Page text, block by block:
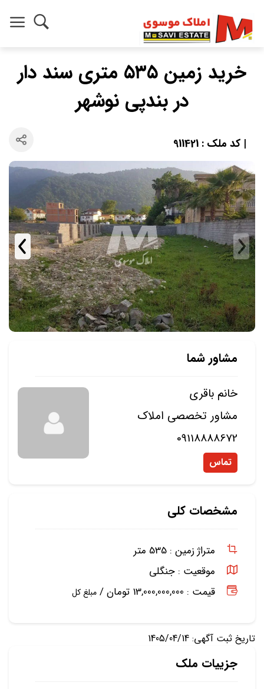
خريد زمين ٥٣٥ متري سند دار
در بندپي نوشهر
| کد ملک : 911421
مشاور شما
خانم باقری
مشاور تخصصی املاک
09118888672
تماس
مشخصات کلی
متراژ زمین : 535 متر
موقعیت : جنگلی
قیمت : 13,000,000,000 تومان /
مبلغ کل
تاریخ ثبت آگهی: 1405/04/14
جزییات ملک